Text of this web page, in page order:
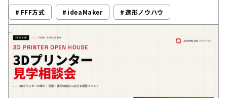
FFF方式 ideaMaker 造形ノウハウ